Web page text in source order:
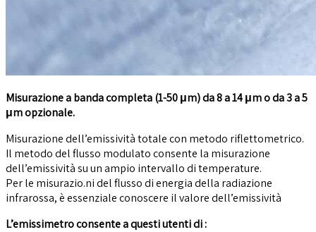
Misurazione a banda completa (1-50 μm) da 8 a 14 μm o da 3 a 5
μm opzionale.
Misurazione dell’emissività totale con metodo riflettometrico.
Il metodo del flusso modulato consente la misurazione
dell’emissività su un ampio intervallo di temperature.
Per le misurazio.ni del flusso di energia della radiazione
infrarossa, è essenziale conoscere il valore dell’emissività
L’emissimetro consente a questi utenti di :